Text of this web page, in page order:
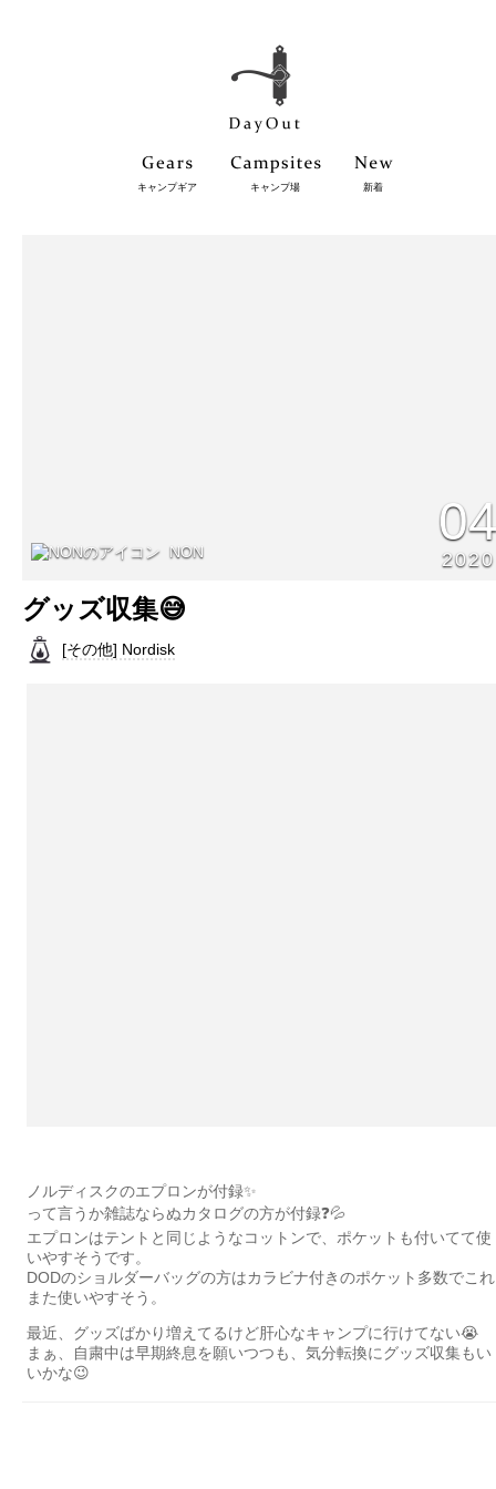
キャンプギア キャンプ場 新着
NON 2020
グッズ収集😅
[その他] Nordisk
ノルディスクのエプロンが付録✨
って言うか雑誌ならぬカタログの方が付録❓💦
エプロンはテントと同じようなコットンで、ポケットも付いてて使
いやすそうです。
DODのショルダーバッグの方はカラビナ付きのポケット多数でこれ
また使いやすそう。
最近、グッズばかり増えてるけど肝心なキャンプに行けてない😭
まぁ、自粛中は早期終息を願いつつも、気分転換にグッズ収集もい
いかな😉